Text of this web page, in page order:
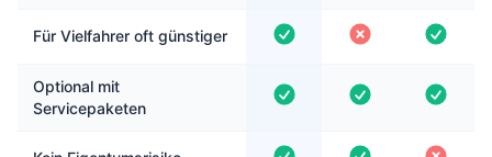
Für Vielfahrer oft günstiger
Optional mit
Servicepaketen